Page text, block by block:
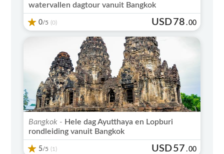
watervallen dagtour vanuit Bangkok
0/5 (0) USD78 .00
Bangkok - Hele dag Ayutthaya en Lopburi
rondleiding vanuit Bangkok
5/5 (1) USD57 .00